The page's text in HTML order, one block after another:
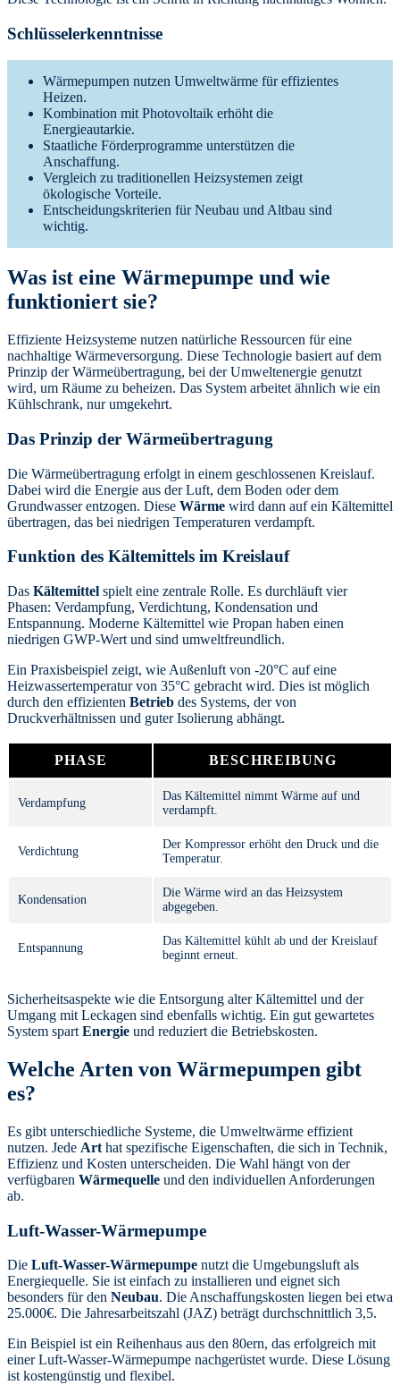
Schlüsselerkenntnisse
Wärmepumpen nutzen Umweltwärme für effizientes
Heizen.
Kombination mit Photovoltaik erhöht die
Energieautarkie.
Staatliche Förderprogramme unterstützen die
Anschaffung.
Vergleich zu traditionellen Heizsystemen zeigt
ökologische Vorteile.
Entscheidungskriterien für Neubau und Altbau sind
wichtig.
Was ist eine Wärmepumpe und wie
funktioniert sie?
Effiziente Heizsysteme nutzen natürliche Ressourcen für eine
nachhaltige Wärmeversorgung. Diese Technologie basiert auf dem
Prinzip der Wärmeübertragung, bei der Umweltenergie genutzt
wird, um Räume zu beheizen. Das System arbeitet ähnlich wie ein
Kühlschrank, nur umgekehrt.
Das Prinzip der Wärmeübertragung
Die Wärmeübertragung erfolgt in einem geschlossenen Kreislauf.
Dabei wird die Energie aus der Luft, dem Boden oder dem
Grundwasser entzogen. Diese Wärme wird dann auf ein Kältemittel
übertragen, das bei niedrigen Temperaturen verdampft.
Funktion des Kältemittels im Kreislauf
Das Kältemittel spielt eine zentrale Rolle. Es durchläuft vier
Phasen: Verdampfung, Verdichtung, Kondensation und
Entspannung. Moderne Kältemittel wie Propan haben einen
niedrigen GWP-Wert und sind umweltfreundlich.
Ein Praxisbeispiel zeigt, wie Außenluft von -20°C auf eine
Heizwassertemperatur von 35°C gebracht wird. Dies ist möglich
durch den effizienten Betrieb des Systems, der von
Druckverhältnissen und guter Isolierung abhängt.
PHASE BESCHREIBUNG
Verdampfung
Das Kältemittel nimmt Wärme auf und
verdampft.
Verdichtung
Der Kompressor erhöht den Druck und die
Temperatur.
Kondensation
Die Wärme wird an das Heizsystem
abgegeben.
Entspannung
Das Kältemittel kühlt ab und der Kreislauf
beginnt erneut.
Sicherheitsaspekte wie die Entsorgung alter Kältemittel und der
Umgang mit Leckagen sind ebenfalls wichtig. Ein gut gewartetes
System spart Energie und reduziert die Betriebskosten.
Welche Arten von Wärmepumpen gibt
es?
Es gibt unterschiedliche Systeme, die Umweltwärme effizient
nutzen. Jede Art hat spezifische Eigenschaften, die sich in Technik,
Effizienz und Kosten unterscheiden. Die Wahl hängt von der
verfügbaren Wärmequelle und den individuellen Anforderungen
ab.
Luft-Wasser-Wärmepumpe
Die Luft-Wasser-Wärmepumpe nutzt die Umgebungsluft als
Energiequelle. Sie ist einfach zu installieren und eignet sich
besonders für den Neubau. Die Anschaffungskosten liegen bei etwa
25.000€. Die Jahresarbeitszahl (JAZ) beträgt durchschnittlich 3,5.
Ein Beispiel ist ein Reihenhaus aus den 80ern, das erfolgreich mit
einer Luft-Wasser-Wärmepumpe nachgerüstet wurde. Diese Lösung
ist kostengünstig und flexibel.